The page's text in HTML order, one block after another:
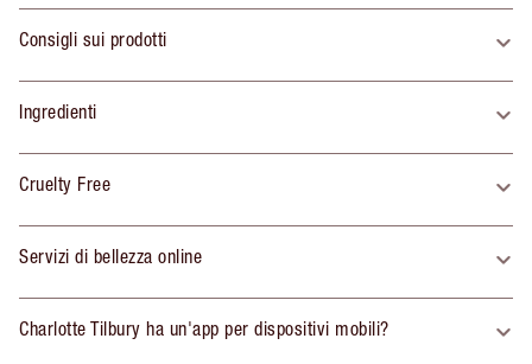
Consigli sui prodotti
Ingredienti
Cruelty Free
Servizi di bellezza online
Charlotte Tilbury ha un'app per dispositivi mobili?